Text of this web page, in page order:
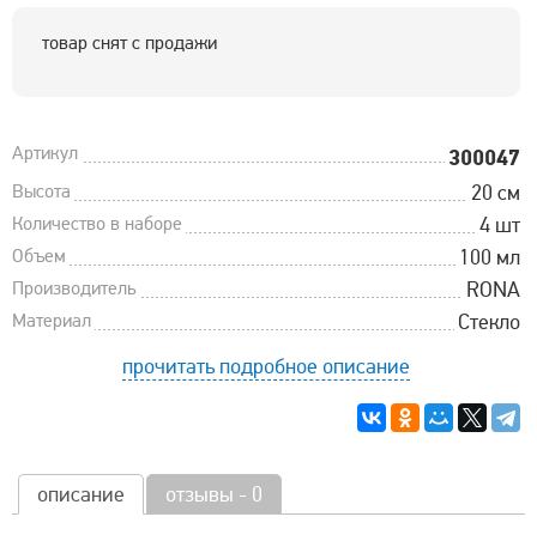
товар снят с продажи
Артикул 300047
Высота 20 см
Количество в наборе 4 шт
Объем 100 мл
Производитель RONA
Материал
Стекло
прочитать подробное описание
описание отзывы - 0